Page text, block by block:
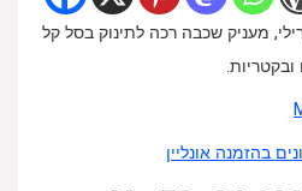
מעניק שכבה רכה לתינוק בסל קל
ובקטריות.
בהזמנה אונליין